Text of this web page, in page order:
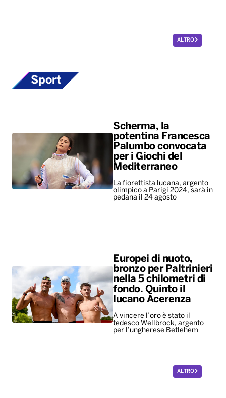
ALTRO
Sport
Scherma, la
potentina Francesca
Palumbo convocata
per i Giochi del
Mediterraneo
La fiorettista lucana, argento
olimpico a Parigi 2024, sarà in
pedana il 24 agosto
Europei di nuoto,
bronzo per Paltrinieri
nella 5 chilometri di
fondo. Quinto il
lucano Acerenza
A vincere l’oro è stato il
tedesco Wellbrock, argento
per l’ungherese Betlehem
ALTRO